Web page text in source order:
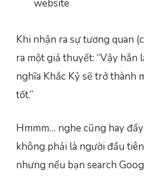
website
Khi nhận ra sự tương quan
ra một giả thuyết: “Vậy hẳn
nghĩa Khắc Kỷ sẽ trở thành
tốt.”
Hmmm… nghe cũng hay
không phải là người đầu
nhưng nếu bạn search